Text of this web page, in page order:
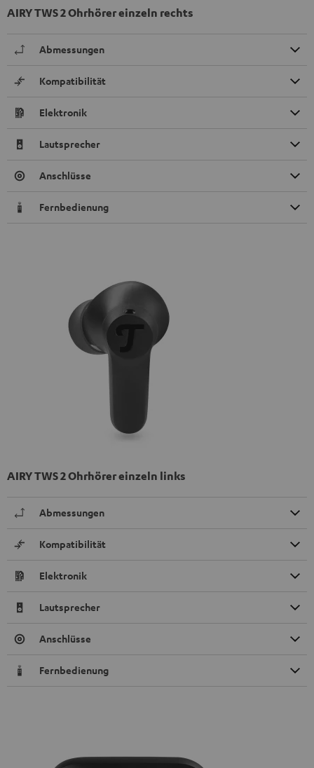
AIRY TWS 2 Ohrhörer einzeln rechts
Abmessungen
Kompatibilität
Elektronik
Lautsprecher
Anschlüsse
Fernbedienung
AIRY TWS 2 Ohrhörer einzeln links
Abmessungen
Kompatibilität
Elektronik
Lautsprecher
Anschlüsse
Fernbedienung